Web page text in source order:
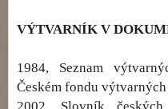
VÝTVARNÍK V
1984, Seznam
Českém fondu